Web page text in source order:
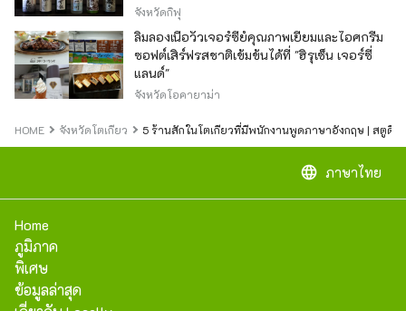
จังหวัดกิฟุ
ลิ้มลองเนื้อวัวเจอร์ซีย์คุณภาพเยี่ยมและไอศกรีม
ซอฟต์เสิร์ฟรสชาติเข้มข้นได้ที่ "ฮิรุเซ็น เจอร์ซี่
แลนด์"
จังหวัดโอคายาม่า
HOME จังหวัดโตเกียว 5 ร้านสักในโตเกียวที่มีพนักงานพูดภาษาอังกฤษ | สตูดิ
language ภาษาไทย
Home
ภูมิภาค
พิเศษ
ข้อมูลล่าสุด